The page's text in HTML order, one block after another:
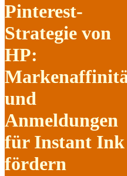
Pinterest-
Strategie von
HP:
und
Anmeldungen
für Instant Ink
fördern